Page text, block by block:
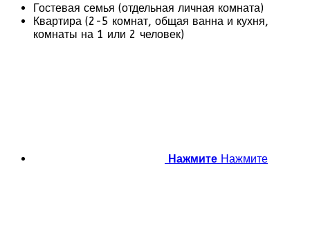
Гостевая семья (отдельная личная комната)
Квартира (2-5 комнат, общая ванна и кухня,
комнаты на 1 или 2 человек)
Нажмите Нажмите